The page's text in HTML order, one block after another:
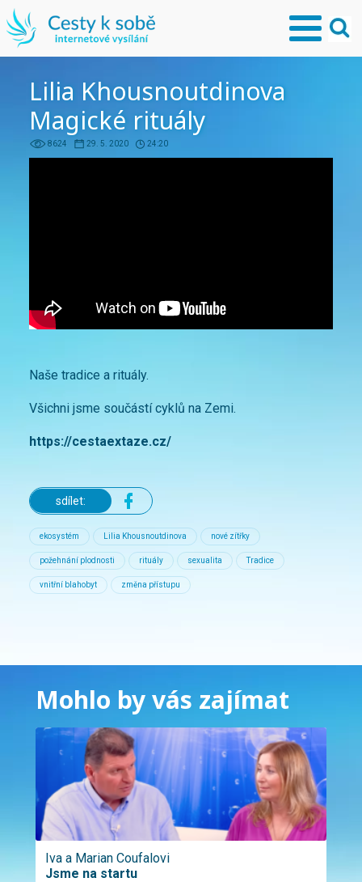
Lilia Khousnoutdinova
Magické rituály
8624 29. 5. 2020 24:20
Naše tradice a rituály.
Všichni jsme součástí cyklů na Zemi.
https://cestaextaze.cz/
sdílet:
ekosystém Lilia Khousnoutdinova nové zítřky
požehnání plodnosti rituály sexualita Tradice
vnitřní blahobyt změna přístupu
Mohlo by vás zajímat
Iva a Marian Coufalovi
Jsme na startu